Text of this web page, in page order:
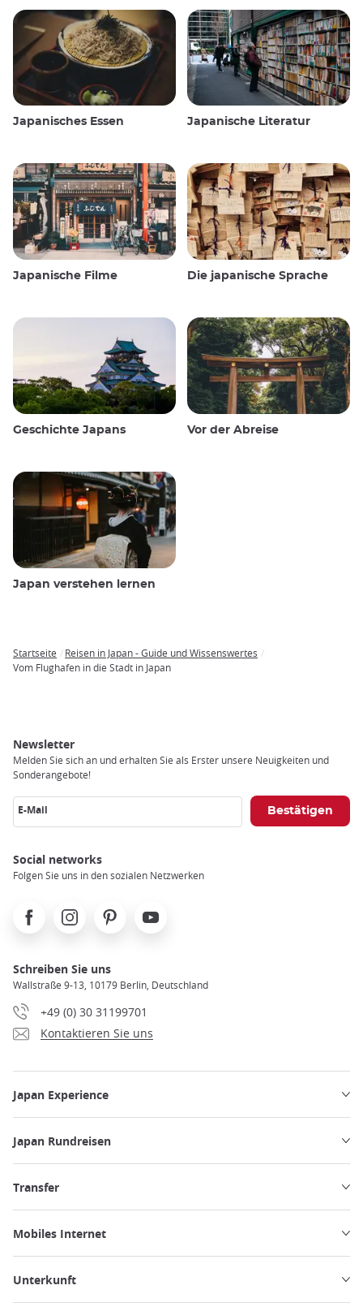
Japanisches Essen Japanische Literatur
Japanische Filme Die japanische Sprache
Geschichte Japans Vor der Abreise
Japan verstehen lernen
Breadcrumb
Startseite
Reisen in Japan - Guide und Wissenswertes
Vom Flughafen in die Stadt in Japan
Newsletter
Melden Sie sich an und erhalten Sie als Erster unsere Neuigkeiten und
Sonderangebote!
E-Mail
Social networks
Folgen Sie uns in den sozialen Netzwerken
FacebookInstagramPinterest Youtube
Schreiben Sie uns
Wallstraße 9-13, 10179 Berlin, Deutschland
+49 (0) 30 31199701
Kontaktieren Sie uns
Japan Experience
Japan Rundreisen
Transfer
Mobiles Internet
Unterkunft